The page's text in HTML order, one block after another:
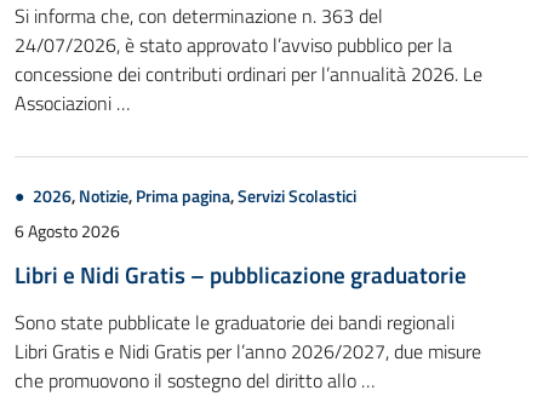
Si informa che, con determinazione n. 363 del
24/07/2026, è stato approvato l’avviso pubblico per la
concessione dei contributi ordinari per l’annualità 2026. Le
Associazioni …
2026,Notizie,Prima pagina,Servizi Scolastici
6 Agosto 2026
Libri e Nidi Gratis – pubblicazione graduatorie
Sono state pubblicate le graduatorie dei bandi regionali
Libri Gratis e Nidi Gratis per l’anno 2026/2027, due misure
che promuovono il sostegno del diritto allo …